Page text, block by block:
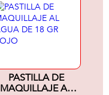
PASTILLA DE
MAQUILLAJE AL